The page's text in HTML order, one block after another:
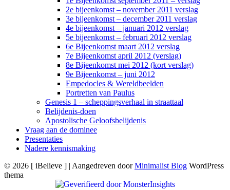
2e bijeenkomst – november 2011 verslag
3e bijeenkomst – december 2011 verslag
4e bijeenkomst – januari 2012 verslag
5e bijeenkomst – februari 2012 verslag
6e Bijeenkomst maart 2012 verslag
7e Bijeenkomst april 2012 (verslag)
8e Bijeenkomst mei 2012 (kort verslag)
9e Bijeenkomst – juni 2012
Empedocles & Wereldbeelden
Portretten van Paulus
Genesis 1 – scheppingsverhaal in straattaal
Belijdenis-doen
Apostolische Geloofsbelijdenis
Vraag aan de dominee
Presentaties
Nadere kennismaking
© 2026 [ iBelieve ] | Aangedreven doorMinimalist Blog WordPress
thema